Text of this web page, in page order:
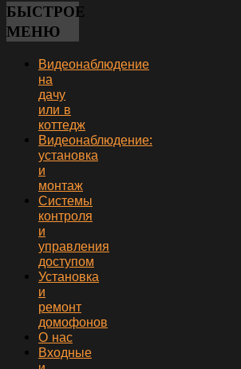
БЫСТРОЕ
МЕНЮ
Видеонаблюдение
на
дачу
или в
коттедж
Видеонаблюдение:
установка
и
монтаж
Системы
контроля
и
управления
доступом
Установка
и
ремонт
домофонов
О нас
Входные